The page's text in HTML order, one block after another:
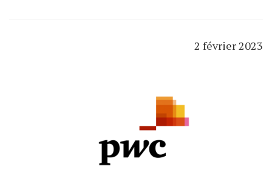
2 février 2023